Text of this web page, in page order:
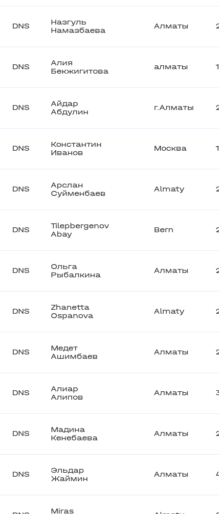
DNS
Назгуль
Намазбаева
Алматы
DNS
Алия
Бекжигитова
алматы
DNS
Айдар
Абдулин
г.Алматы
DNS
Константин
Иванов
Москва
DNS
Арслан
Суйменбаев
Almaty
DNS
Tilepbergenov
Abay
Bern
DNS
Ольга
Рыбалкина
Алматы
DNS
Zhanetta
Ospanova
Almaty
DNS
Медет
Ашимбаев
Алматы
DNS
Алиар
Алипов
Алматы
DNS
Мадина
Кенебаева
Алматы
DNS
Эльдар
Жаймин
Алматы
Miras